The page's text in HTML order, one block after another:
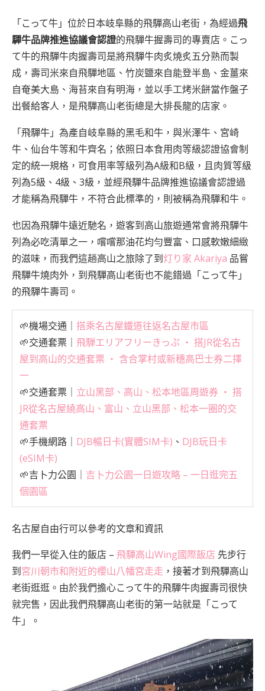
「こって牛」位於日本岐阜縣的飛驒高山老街，為經過飛
驒牛品牌推進協議會認證的飛驒牛握壽司的專賣店。こっ
て牛的飛驒牛肉握壽司是將飛驒牛肉炙燒炙五分熟而製
成，壽司米來自飛驒地區、竹炭鹽來自能登半島、金薑來
自奄美大島、海苔來自有明海，並以手工烤米餅當作盤子
出餐給客人，是飛驒高山老街總是大排長龍的店家。
「飛驒牛」為產自岐阜縣的黑毛和牛，與米澤牛、宮崎
牛、仙台牛等和牛齊名；依照日本食用肉等級認證協會制
定的統一規格，可食用率等級列為A級和B級，且肉質等級
列為5級、4級、3級，並經飛驒牛品牌推進協議會認證過
才能稱為飛驒牛，不符合此標準的，則被稱為飛驒和牛。
也因為飛驒牛遠近馳名，遊客到高山旅遊通常會將飛驒牛
列為必吃清單之一，嚐嚐那油花均勻豐富、口感軟嫩細緻
的滋味，而我們這趟高山之旅除了到灯り家 Akariya 品嘗
飛驒牛燒肉外，到飛驒高山老街也不能錯過「こって牛」
的飛驒牛壽司。
🌱機場交通｜ 搭乘名古屋鐵道往返名古屋市區
🌱交通套票｜ 飛騨エリアフリーきっぷ ‧ 搭JR從名古
屋到高山的交通套票 ‧ 含合掌村或新穗高巴士券二擇
一
🌱交通套票｜ 立山黑部、高山、松本地區周遊券 ‧ 搭
JR從名古屋繞高山、富山、立山黑部、松本一圈的交
通套票
🌱手機網路｜ DJB暢日卡(實體SIM卡) 、 DJB玩日卡
(eSIM卡)
🌱吉卜力公園｜ 吉卜力公園一日遊攻略 – 一日逛完五
個園區
名古屋自由行可以參考的文章和資訊
我們一早從入住的飯店 – 飛驒高山Wing國際飯店 先步行
到宮川朝市和附近的櫻山八幡宮走走 ，接著才到飛驒高山
老街逛逛。由於我們擔心こって牛的飛驒牛肉握壽司很快
就完售，因此我們飛驒高山老街的第一站就是「こって
牛」。